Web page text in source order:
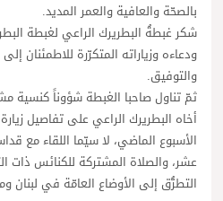
بالصحّة والعافية والعمر المديد.
شكر غبطةُ البطريرك الراعي لغبطة
ودعاءه وزياراته المتكرّرة للاطمئنان
والتوفيق.
ثمّ تناول صاحبا الغبطة شؤوناً كنسية
أخاه البطريرك الراعي على تفاصيل
الأسبوع الماضي، لا سيّما اللقاء مع
عشر، والصلاة المشتركة للكنائس ذات
التطرُّق إلى الأوضاع العامّة في